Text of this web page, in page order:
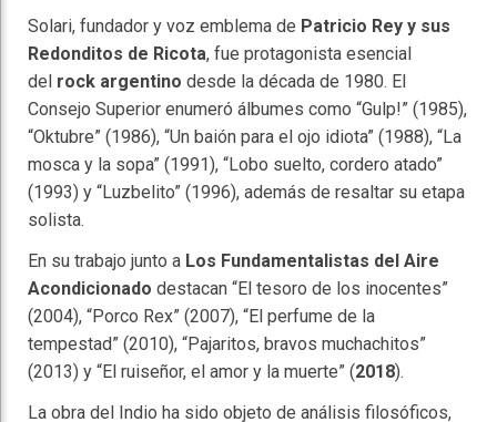
Solari, fundador y voz emblema de Patricio Rey y sus
Redonditos de Ricota, fue protagonista esencial
del rock argentino desde la década de 1980. El
Consejo Superior enumeró álbumes como “Gulp!” (1985),
“Oktubre” (1986), “Un baión para el ojo idiota” (1988), “La
mosca y la sopa” (1991), “Lobo suelto, cordero atado”
(1993) y “Luzbelito” (1996), además de resaltar su etapa
solista.
En su trabajo junto a Los Fundamentalistas del Aire
Acondicionado destacan “El tesoro de los inocentes”
(2004), “Porco Rex” (2007), “El perfume de la
tempestad” (2010), “Pajaritos, bravos muchachitos”
(2013) y “El ruiseñor, el amor y la muerte” (2018).
La obra del Indio ha sido objeto de análisis filosóficos,